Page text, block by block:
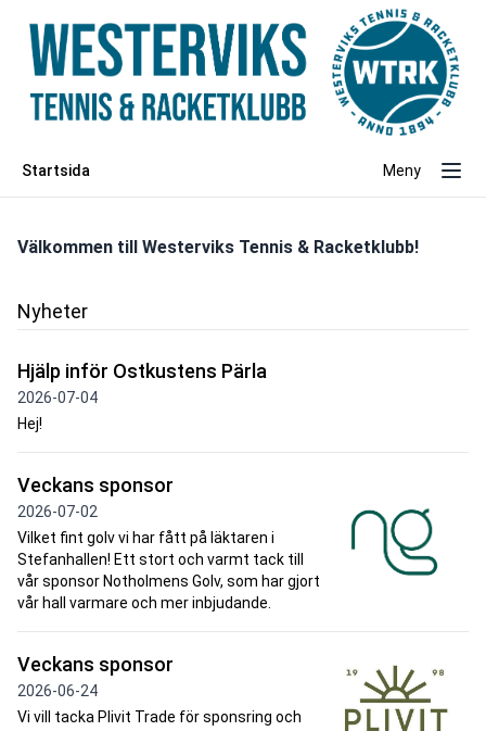
Startsida Meny
Välkommen till Westerviks Tennis & Racketklubb!
Nyheter
Hjälp inför Ostkustens Pärla
2026-07-04
Hej!
Veckans sponsor
2026-07-02
Vilket fint golv vi har fått på läktaren i
Stefanhallen! Ett stort och varmt tack till
vår sponsor Notholmens Golv, som har gjort
vår hall varmare och mer inbjudande.
Veckans sponsor
2026-06-24
Vi vill tacka Plivit Trade för sponsring och